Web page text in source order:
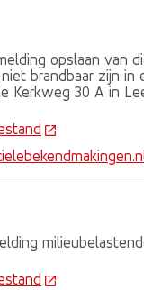
opslaan van
brandbaar zijn in
Kerkweg 30 A in